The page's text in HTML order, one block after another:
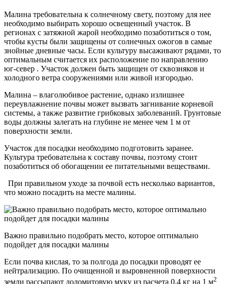
Малина требовательна к солнечному свету, поэтому для нее
необходимо выбирать хорошо освещенный участок. В
регионах с затяжной жарой необходимо позаботиться о том,
чтобы кусты были защищены от солнечных ожогов в самые
знойные дневные часы. Если культуру высаживают рядами, то
оптимальным считается их расположение по направлению
юг-север . Участок должен быть защищен от сквозняков и
холодного ветра сооружениями или живой изгородью.
Малина – влаголюбивое растение, однако излишнее
переувлажнение почвы может вызвать загнивание корневой
системы, а также развитие грибковых заболеваний. Грунтовые
воды должны залегать на глубине не менее чем 1 м от
поверхности земли.
Участок для посадки необходимо подготовить заранее.
Культура требовательна к составу почвы, поэтому стоит
позаботиться об обогащении ее питательными веществами.
При правильном уходе за почвой есть несколько вариантов,
что можно посадить на месте малины.
Важно правильно подобрать место, которое оптимально
подойдет для посадки малины
Если почва кислая, то за полгода до посадки проводят ее
нейтрализацию. По очищенной и выровненной поверхности
земли рассыпают доломитовую муку из расчета 0,4 кг на 1 м2